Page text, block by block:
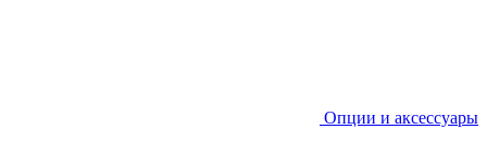
Опции и аксессуары